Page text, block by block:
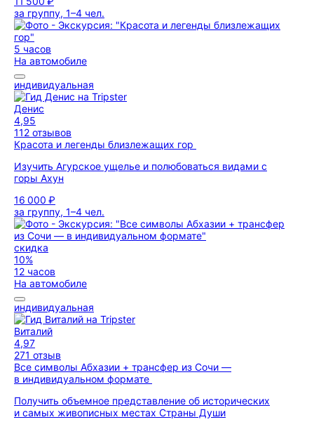
за группу, 1–4 чел.
5 часов
На автомобиле
индивидуальная
Денис
4,95
112 отзывов
Красота и легенды близлежащих гор
Изучить Агурское ущелье и полюбоваться видами с
горы Ахун
16 000 ₽
за группу, 1–4 чел.
скидка
10%
12 часов
На автомобиле
индивидуальная
Виталий
4,97
271 отзыв
Все символы Абхазии + трансфер из Сочи —
в индивидуальном формате
Получить объемное представление об исторических
и самых живописных местах Страны Души